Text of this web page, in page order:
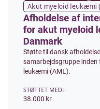
Akut myeloid leukæmi
Afholdelse af
for akut myeloid
Danmark
Støtte til dansk
samarbejdsgruppe
leukæmi (AML).
STØTTET MED:
38.000 kr.